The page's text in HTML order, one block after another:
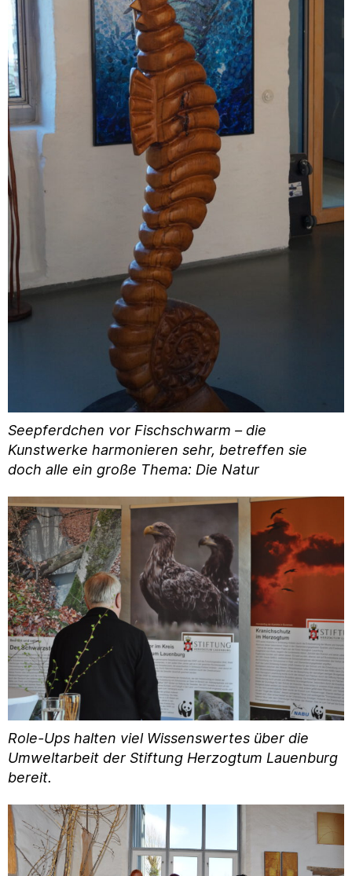
Seepferdchen vor Fischschwarm – die
Kunstwerke harmonieren sehr, betreffen sie
doch alle ein große Thema: Die Natur
Role-Ups halten viel Wissenswertes über die
Umweltarbeit der Stiftung Herzogtum Lauenburg
bereit.